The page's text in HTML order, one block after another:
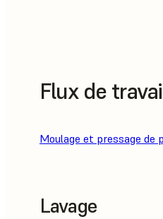
Flux de
Moulage et pressage de
Lavage